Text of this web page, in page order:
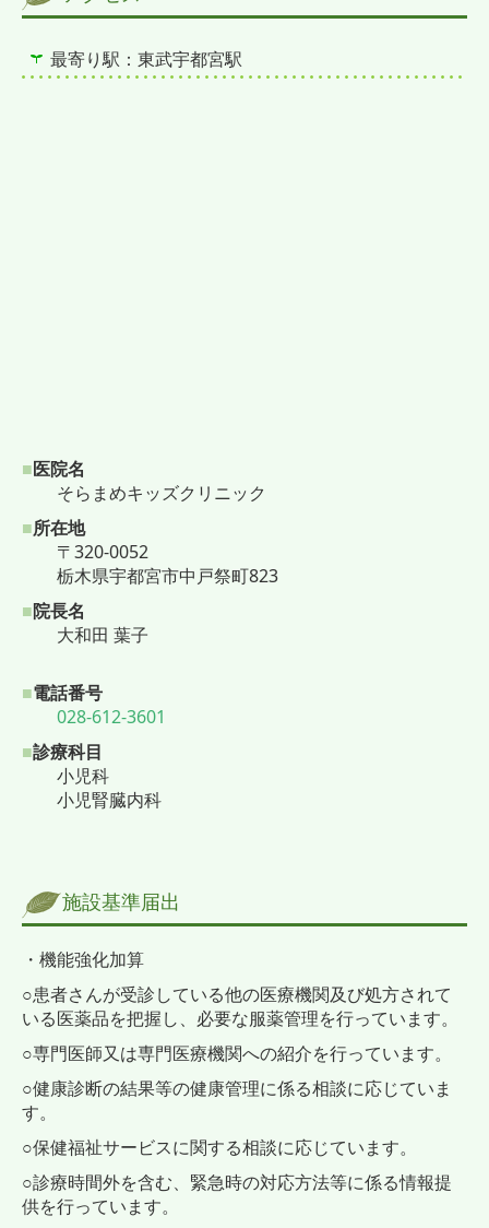
最寄り駅：東武宇都宮駅
■医院名
そらまめキッズクリニック
■所在地
〒320-0052
栃木県宇都宮市中戸祭町823
■院長名
大和田 葉子
■電話番号
028-612-3601
■診療科目
小児科
小児腎臓内科
施設基準届出
・機能強化加算
○患者さんが受診している他の医療機関及び処方されて
いる医薬品を把握し、必要な服薬管理を行っています。
○専門医師又は専門医療機関への紹介を行っています。
○健康診断の結果等の健康管理に係る相談に応じていま
す。
○保健福祉サービスに関する相談に応じています。
○診療時間外を含む、緊急時の対応方法等に係る情報提
供を行っています。